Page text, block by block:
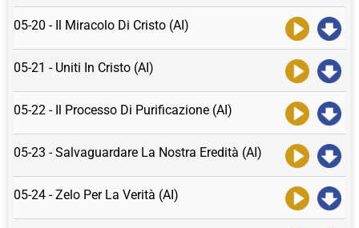
05-20 - Il Miracolo Di Cristo (AI)
05-21 - Uniti In Cristo (AI)
05-22 - Il Processo Di Purificazione (AI)
05-23 - Salvaguardare La Nostra Eredità (AI)
05-24 - Zelo Per La Verità (AI)